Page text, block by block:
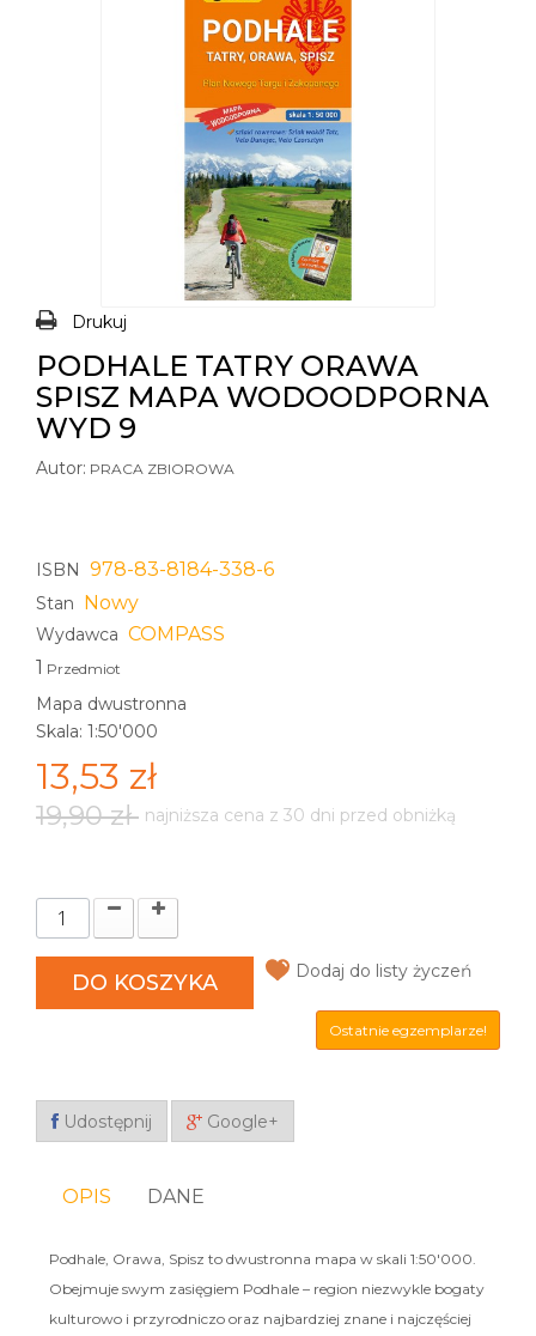
Drukuj
PODHALE TATRY ORAWA
SPISZ MAPA WODOODPORNA
WYD 9
Autor: PRACA ZBIOROWA
ISBN 978-83-8184-338-6
Stan Nowy
Wydawca COMPASS
1 Przedmiot
Mapa dwustronna
Skala: 1:50'000
13,53 zł
19,90 zł najniższa cena z 30 dni przed obniżką
DO KOSZYKA Dodaj do listy życzeń
Ostatnie egzemplarze!
Udostępnij Google+
OPIS DANE
Podhale, Orawa, Spisz to dwustronna mapa w skali 1:50'000.
Obejmuje swym zasięgiem Podhale – region niezwykle bogaty
kulturowo i przyrodniczo oraz najbardziej znane i najczęściej